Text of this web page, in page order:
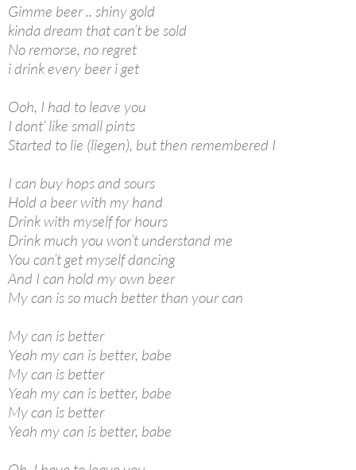
Gimme beer .. shiny gold
kinda dream that can’t be sold
No remorse, no regret
i drink every beer i get
Ooh, I had to leave you
I dont‘ like small pints
Started to lie (liegen), but then remembered I
I can buy hops and sours
Hold a beer with my hand
Drink with myself for hours
Drink much you won’t understand me
You can’t get myself dancing
And I can hold my own beer
My can is so much better than your can
My can is better
Yeah my can is better, babe
My can is better
Yeah my can is better, babe
My can is better
Yeah my can is better, babe